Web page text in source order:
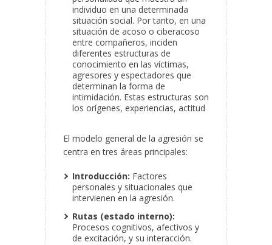
individuo en una determinada
situación social. Por tanto, en una
situación de acoso o ciberacoso
entre compañeros, inciden
diferentes estructuras de
conocimiento en las víctimas,
agresores y espectadores que
determinan la forma de
intimidación. Estas estructuras son
los orígenes, experiencias, actitud
El modelo general de la agresión se
centra en tres áreas principales:
Introducción: Factores
personales y situacionales que
intervienen en la agresión.
Rutas (estado interno):
Procesos cognitivos, afectivos y
de excitación, y su interacción.